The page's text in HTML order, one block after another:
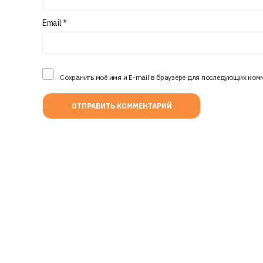
Email*
Сохранить моё имя и E-mail в браузере для последующих